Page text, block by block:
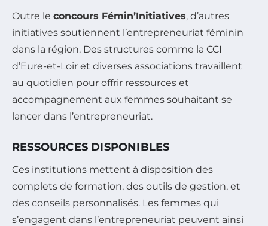
Outre le concours Fémin’Initiatives, d’autres
initiatives soutiennent l’entrepreneuriat féminin
dans la région. Des structures comme la CCI
d’Eure-et-Loir et diverses associations travaillent
au quotidien pour offrir ressources et
accompagnement aux femmes souhaitant se
lancer dans l’entrepreneuriat.
RESSOURCES DISPONIBLES
Ces institutions mettent à disposition des
complets de formation, des outils de gestion, et
des conseils personnalisés. Les femmes qui
s’engagent dans l’entrepreneuriat peuvent ainsi